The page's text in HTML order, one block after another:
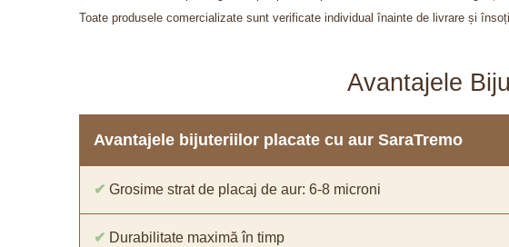
Toate produsele comercializate sunt verificate individual înainte de livrare și
Avantajele
Avantajele bijuteriilor placate cu aur SaraTremo
✔ Grosime strat de placaj de aur: 6-8 microni
✔ Durabilitate maximă în timp